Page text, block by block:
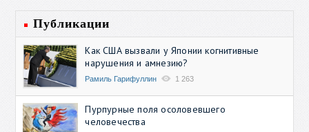
Публикации
Как США вызвали у Японии когнитивные
нарушения и амнезию?
Рамиль Гарифуллин 1 263
Пурпурные поля осоловевшего
человечества